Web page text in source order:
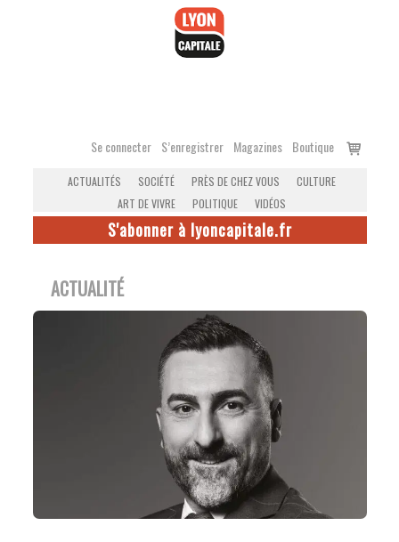
Se connecter S’enregistrer Magazines Boutique
Voir
ACTUALITÉS SOCIÉTÉ PRÈS DE CHEZ VOUS
CULTURE
ART DE VIVRE
POLITIQUE VIDÉOS
S'abonner à lyoncapitale.fr
ACTUALITÉ